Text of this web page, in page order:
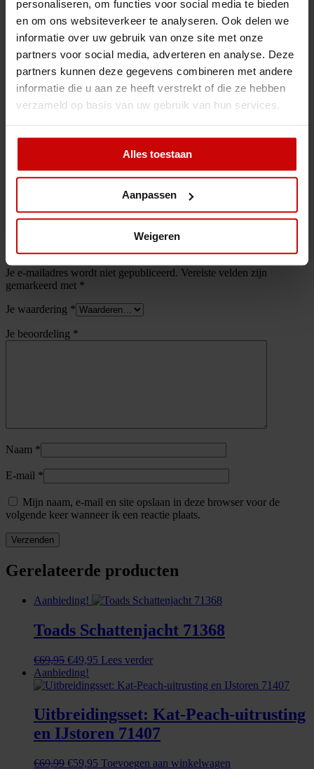
personaliseren, om functies voor social media te bieden
en om ons websiteverkeer te analyseren. Ook delen we
informatie over uw gebruik van onze site met onze
partners voor social media, adverteren en analyse. Deze
partners kunnen deze gegevens combineren met andere
informatie die u aan ze heeft verstrekt of die ze hebben
verzameld op basis van uw gebruik van hun services.
Alles toestaan
Aanpassen
Weigeren
zodat kinderen zelfstandig kunnen bouwen
– In de gratis LEGO® Super Mario™ app vind je
weergavetools die helpen bij het bouwen, inspiratie voor
creatieve manieren om te spelen en een veilig forum om
ideeën te delen. Ga naar LEGO.com/devicecheck voor een
lijst met compatibele Android- en iOS-apparaten
– De LEGO® Super Mario™ speelgoedsets om te
verzamelen laten een beroemd personage tot leven komen in
de echte wereld. Met de sets kunnen fans vele levels
bedenken, bouwen en uitbreiden, die ze vervolgens alleen of
tijdens een wedstrijdje met vrienden kunnen proberen te halen
Beoordelingen
Er zijn nog geen beoordelingen.
Wees de eerste om “Power-uppakket: Propeller-Mario 71371” te
Je e-mailadres wordt niet gepubliceerd. Vereiste velden zijn
gemarkeerd met *
Je waardering *
Je beoordeling *
Naam *
E-mail *
Mijn naam, e-mail en site opslaan in deze browser voor de
volgende keer wanneer ik een reactie plaats.
Gerelateerde producten
Aanbieding!
Toads Schattenjacht 71368
€69,95 Oorspronkelijke
prijs
was:
€49,95 Huidige
is:
Lees verder
Aanbieding!
Uitbreidingsset: Kat-Peach-uitrusting
en IJstoren 71407
€69,99 Oorspronkelijke
€59,95 Huidige
Toevoegen aan winkelwagen